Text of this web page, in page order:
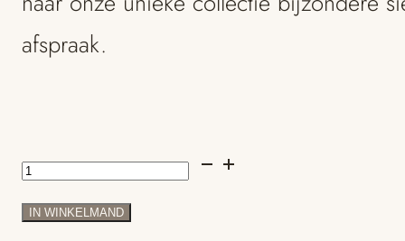
afspraak.
Handgemaakte
bicolor
IN WINKELMAND